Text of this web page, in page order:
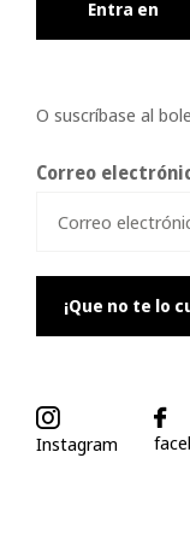
Entra en
O suscríbase al
Correo
¡Que no te lo
Instagram